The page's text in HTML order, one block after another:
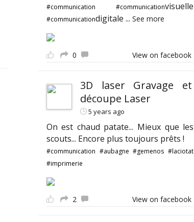
#communication #communicationvisuelle
#communicationdigitale ... See more
0 View on facebook
3D laser Gravage et
découpe Laser
5 years ago
On est chaud patate... Mieux que les
scouts... Encore plus toujours prêts !
#communication #aubagne #gemenos #laciotat
#imprimerie
2 View on facebook